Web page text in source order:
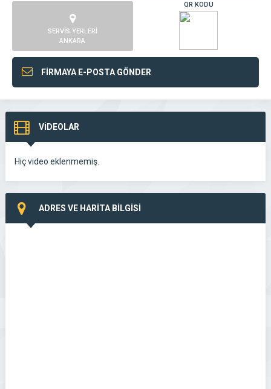
SERVİS YERLERİ
ANKARA
QR KODU
FİRMAYA E-POSTA GÖNDER
VİDEOLAR
Hiç video eklenmemiş.
ADRES VE HARİTA BİLGİSİ